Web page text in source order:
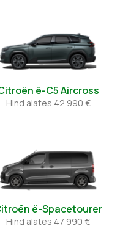
ë-C5 Aircross
Hind alates 42 990 €
ë-Spacetourer
Hind alates 47 990 €